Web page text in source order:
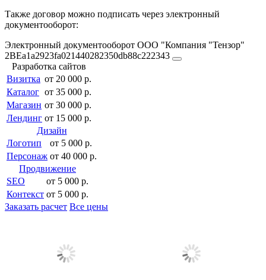
Также договор можно подписать через электронный
документооборот:
Электронный документооборот ООО "Компания "Тензор"
2BEa1a2923fa021440282350db88c222343
Разработка сайтов
Визитка от 20 000 р.
Каталог от 35 000 р.
Магазин от 30 000 р.
Лендинг от 15 000 р.
Дизайн
Логотип
от 5 000 р.
Персонаж от 40 000 р.
Продвижение
SEO
от 5 000 р.
Контекст от 5 000 р.
Заказать расчет Все цены